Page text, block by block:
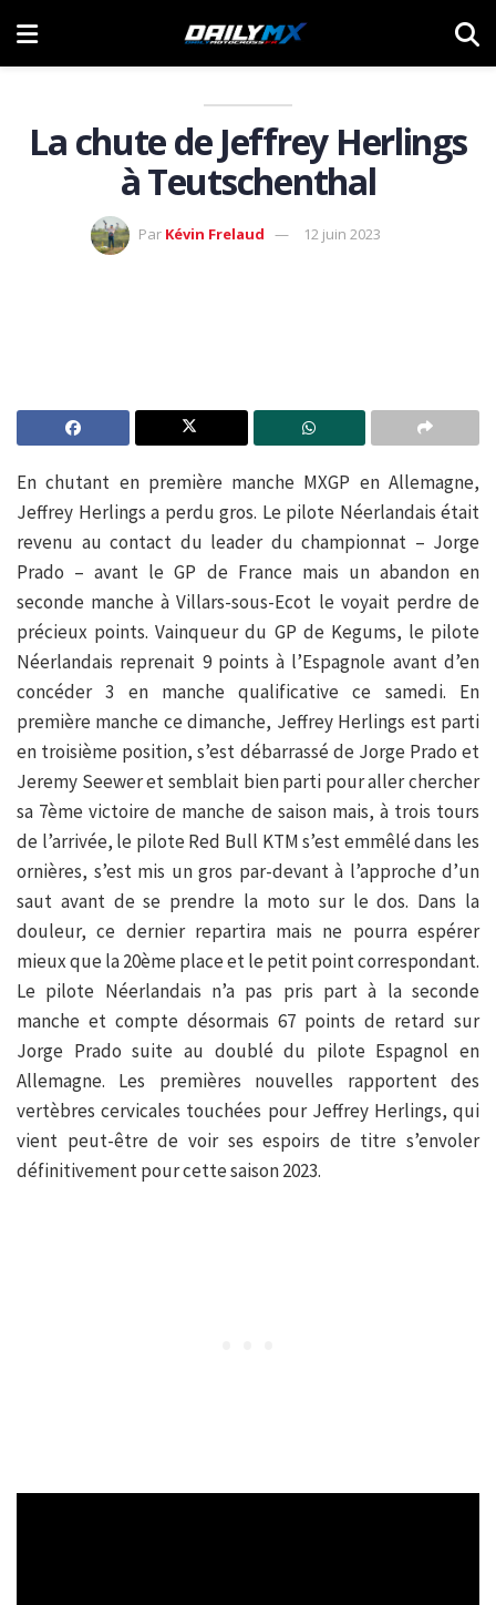
La chute de Jeffrey Herlings
à Teutschenthal
Par Kévin Frelaud 12 juin 2023
En chutant en première manche MXGP en Allemagne,
Jeffrey Herlings a perdu gros. Le pilote Néerlandais était
revenu au contact du leader du championnat – Jorge
Prado – avant le GP de France mais un abandon en
seconde manche à Villars-sous-Ecot le voyait perdre de
précieux points. Vainqueur du GP de Kegums, le pilote
Néerlandais reprenait 9 points à l’Espagnole avant d’en
concéder 3 en manche qualificative ce samedi. En
première manche ce dimanche, Jeffrey Herlings est parti
en troisième position, s’est débarrassé de Jorge Prado et
Jeremy Seewer et semblait bien parti pour aller chercher
sa 7ème victoire de manche de saison mais, à trois tours
de l’arrivée, le pilote Red Bull KTM s’est emmêlé dans les
ornières, s’est mis un gros par-devant à l’approche d’un
saut avant de se prendre la moto sur le dos. Dans la
douleur, ce dernier repartira mais ne pourra espérer
mieux que la 20ème place et le petit point correspondant.
Le pilote Néerlandais n’a pas pris part à la seconde
manche et compte désormais 67 points de retard sur
Jorge Prado suite au doublé du pilote Espagnol en
Allemagne. Les premières nouvelles rapportent des
vertèbres cervicales touchées pour Jeffrey Herlings, qui
vient peut-être de voir ses espoirs de titre s’envoler
définitivement pour cette saison 2023.